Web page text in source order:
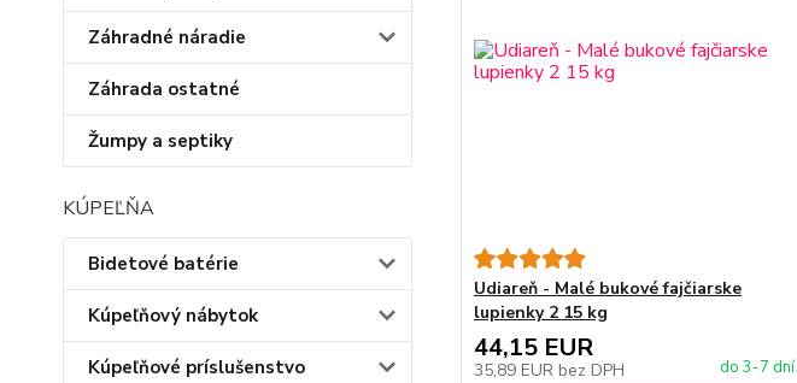
Záhradné náradie
Záhrada ostatné
Žumpy a septiky
KÚPEĽŇA
Bidetové batérie
Kúpeľňový nábytok
Kúpeľňové príslušenstvo
Udiareň - Malé bukové fajčiarske
lupienky 2 15 kg
44,15 EUR
35,89 EUR bez DPH do 3-7 dní